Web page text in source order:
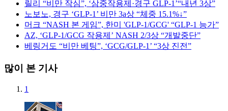
릴리 “비만 작심”, ‘삼중작용제·경구 GLP-1’“내년 3상”
노보노, 경구 ‘GLP-1’ 비만 3a상 “체중 15.1%↓”
머크 “NASH 본 게임”, 한미 'GLP-1/GCG' “GLP-1 능가”
AZ, ‘GLP-1/GCG 작용제’ NASH 2/3상 “개발중단”
베링거도 “비만 베팅”, ‘GCG/GLP-1’ “3상 진전”
많이 본 기사
1